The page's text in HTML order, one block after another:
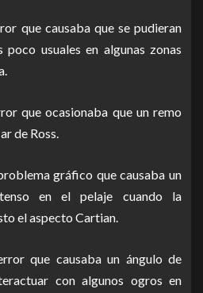
que causaba que se pudieran
poco usuales en algunas zonas
que ocasionaba que un remo
de Ross.
gráfico que causaba un
en el pelaje cuando la
el aspecto Cartian.
que causaba un ángulo de
con algunos ogros en